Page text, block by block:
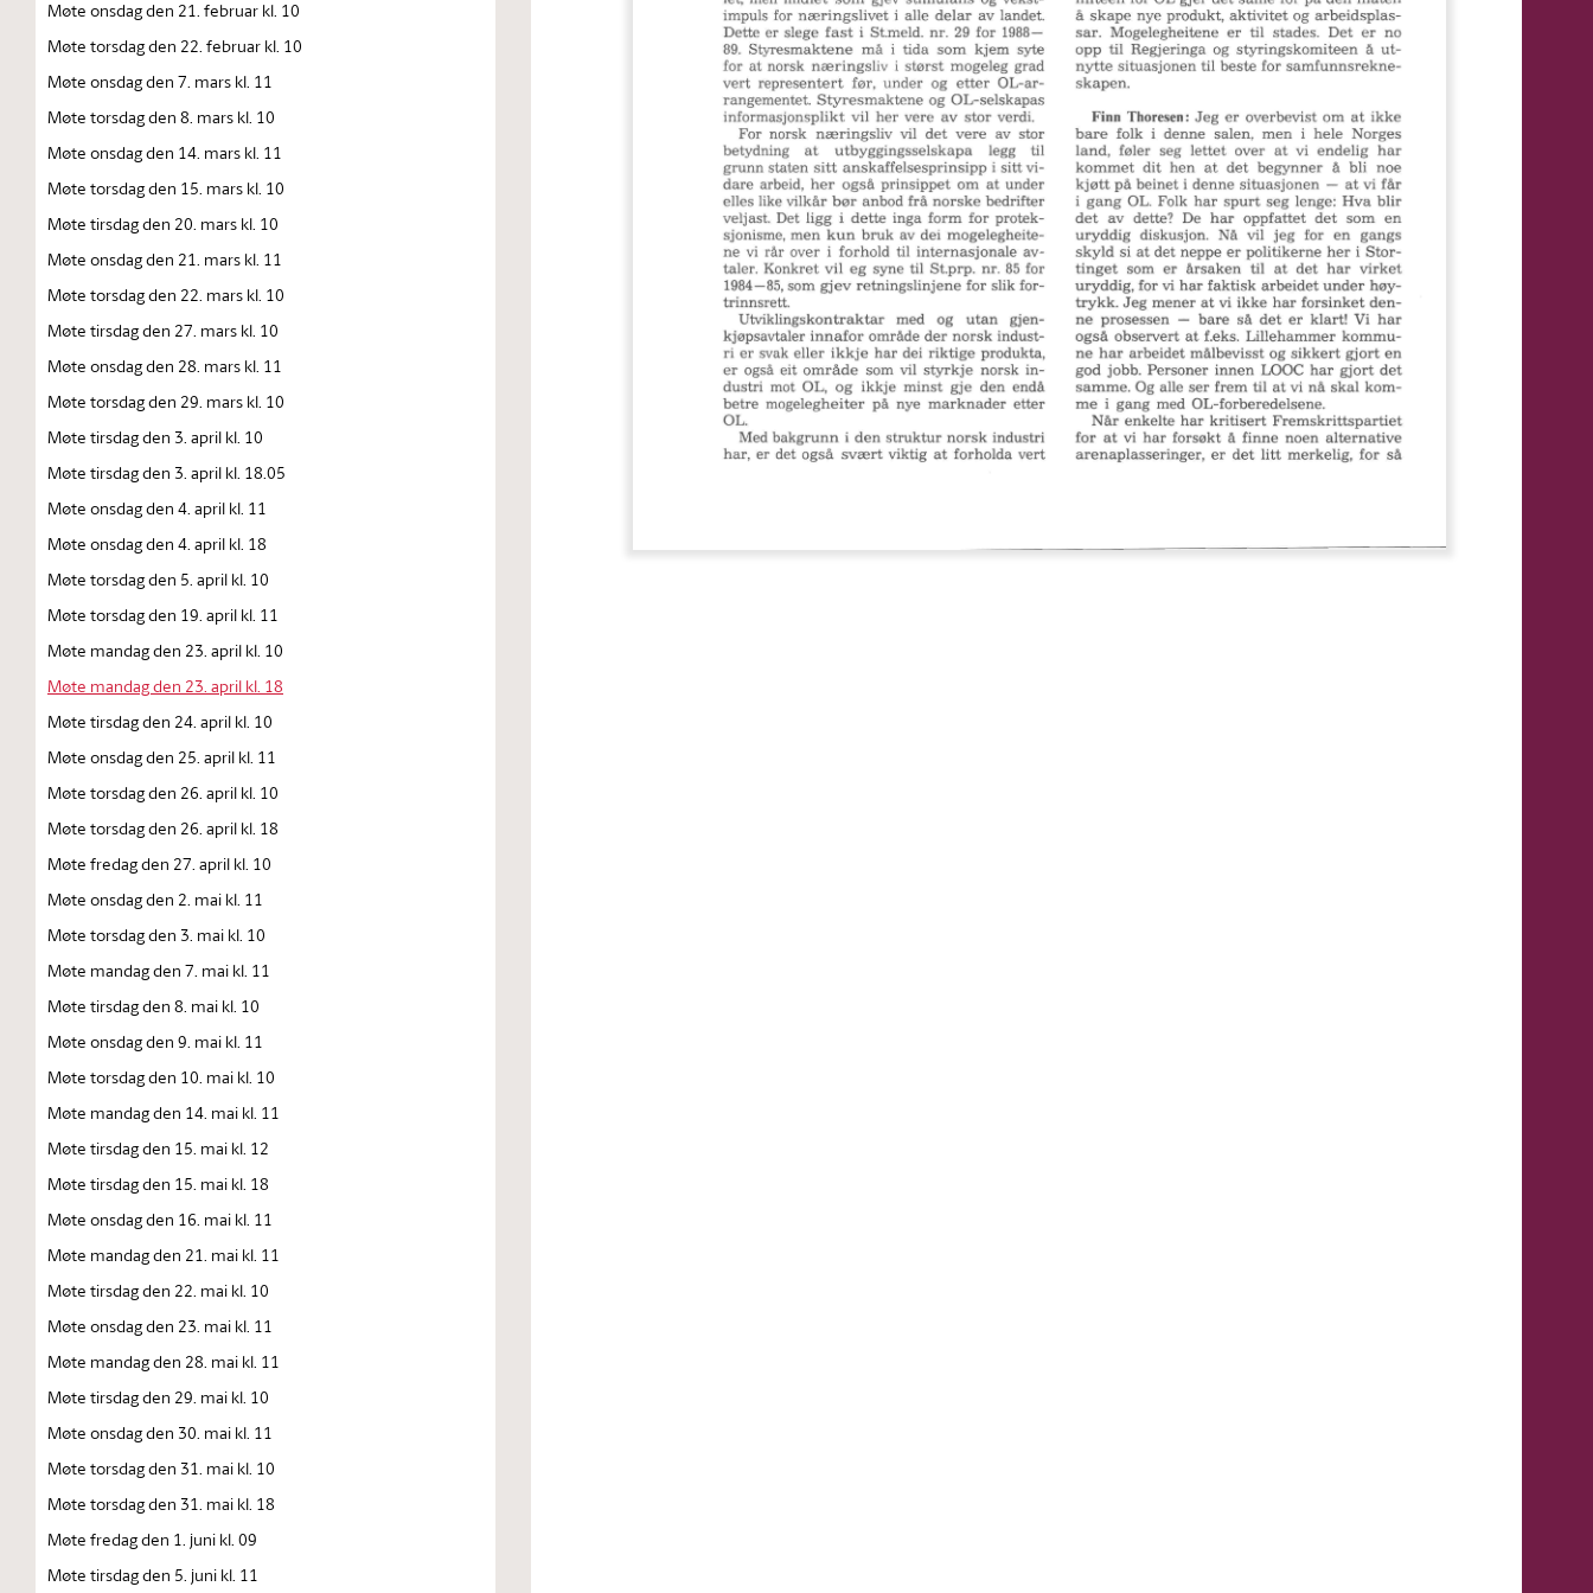
Møte onsdag den 21. februar kl. 10
Møte torsdag den 22. februar kl. 10
Møte onsdag den 7. mars kl. 11
Møte torsdag den 8. mars kl. 10
Møte onsdag den 14. mars kl. 11
Møte torsdag den 15. mars kl. 10
Møte tirsdag den 20. mars kl. 10
Møte onsdag den 21. mars kl. 11
Møte torsdag den 22. mars kl. 10
Møte tirsdag den 27. mars kl. 10
Møte onsdag den 28. mars kl. 11
Møte torsdag den 29. mars kl. 10
Møte tirsdag den 3. april kl. 10
Møte tirsdag den 3. april kl. 18.05
Møte onsdag den 4. april kl. 11
Møte onsdag den 4. april kl. 18
Møte torsdag den 5. april kl. 10
Møte torsdag den 19. april kl. 11
Møte mandag den 23. april kl. 10
Møte mandag den 23. april kl. 18
Møte tirsdag den 24. april kl. 10
Møte onsdag den 25. april kl. 11
Møte torsdag den 26. april kl. 10
Møte torsdag den 26. april kl. 18
Møte fredag den 27. april kl. 10
Møte onsdag den 2. mai kl. 11
Møte torsdag den 3. mai kl. 10
Møte mandag den 7. mai kl. 11
Møte tirsdag den 8. mai kl. 10
Møte onsdag den 9. mai kl. 11
Møte torsdag den 10. mai kl. 10
Møte mandag den 14. mai kl. 11
Møte tirsdag den 15. mai kl. 12
Møte tirsdag den 15. mai kl. 18
Møte onsdag den 16. mai kl. 11
Møte mandag den 21. mai kl. 11
Møte tirsdag den 22. mai kl. 10
Møte onsdag den 23. mai kl. 11
Møte mandag den 28. mai kl. 11
Møte tirsdag den 29. mai kl. 10
Møte onsdag den 30. mai kl. 11
Møte torsdag den 31. mai kl. 10
Møte torsdag den 31. mai kl. 18
Møte fredag den 1. juni kl. 09
Møte tirsdag den 5. juni kl. 11